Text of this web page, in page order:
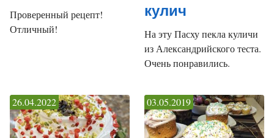
Проверенный рецепт!
Отличный!
кулич
На эту Пасху пекла куличи
из Александрийского теста.
Очень понравились.
26.04.2022 03.05.2019